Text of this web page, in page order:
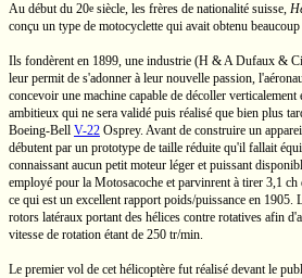
Au début du 20e siècle, les frères de nationalité suisse,
conçu un type de motocyclette qui avait obtenu
Ils fondèrent en 1899, une industrie (H & A Dufaux &
leur permit de s'adonner à leur nouvelle passion,
concevoir une machine capable de décoller
ambitieux qui ne sera validé puis réalisé que bien plus
Boeing-Bell V-22 Osprey. Avant de construire un
débutent par un prototype de taille réduite qu'il fallait
connaissant aucun petit moteur léger et puissant
employé pour la Motosacoche et parvinrent à tirer 3,1 ch
ce qui est un excellent rapportpoids/puissance en 1905.
rotors latéraux portant des hélices contre rotatives afin
vitesse de rotation étant de 250 tr/min.
Le premier vol de cet hélicoptère fut réalisé devant le